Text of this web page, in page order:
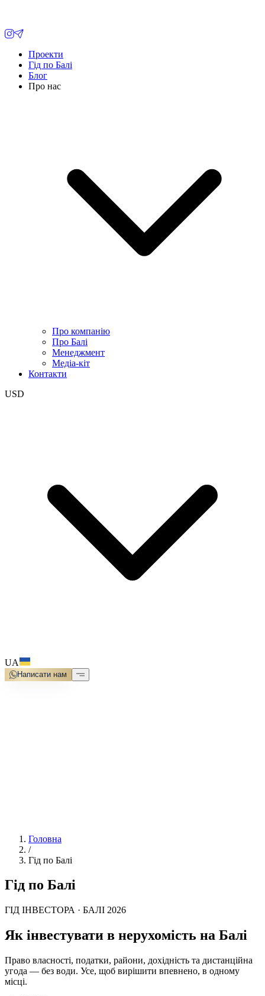
Проекти
Гід по Балі
Блог
Про нас
Про компанію
Про Балі
Менеджмент
Медіа-кіт
Контакти
USD
UA
Написати нам
Головна
/
Гід по Балі
Гід по Балі
ГІД ІНВЕСТОРА · БАЛІ 2026
Як інвестувати в нерухомість на Балі
Право власності, податки, райони, дохідність та дистанційна
угода — без води. Усе, щоб вирішити впевнено, в одному
місці.